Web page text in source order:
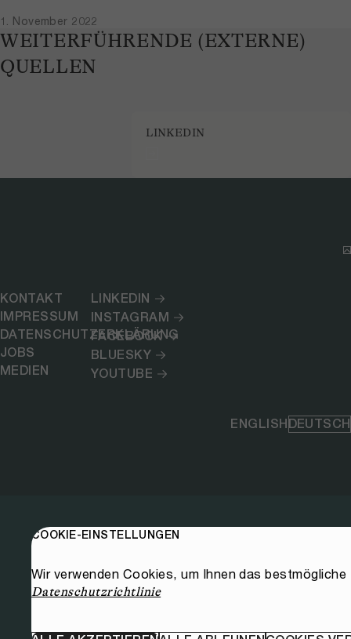
1. November 2022
WEITERFÜHRENDE (EXTERNE)
QUELLEN
LINKEDIN
KONTAKT
IMPRESSUM
DATENSCHUTZERKLÄRUNG
JOBS
MEDIEN
LINKEDIN
INSTAGRAM
FACEBOOK
BLUESKY
YOUTUBE
ENGLISHDEUTSCH
COOKIE-EINSTELLUNGEN
Wir verwenden Cookies, um Ihnen das
Datenschutzrichtlinie